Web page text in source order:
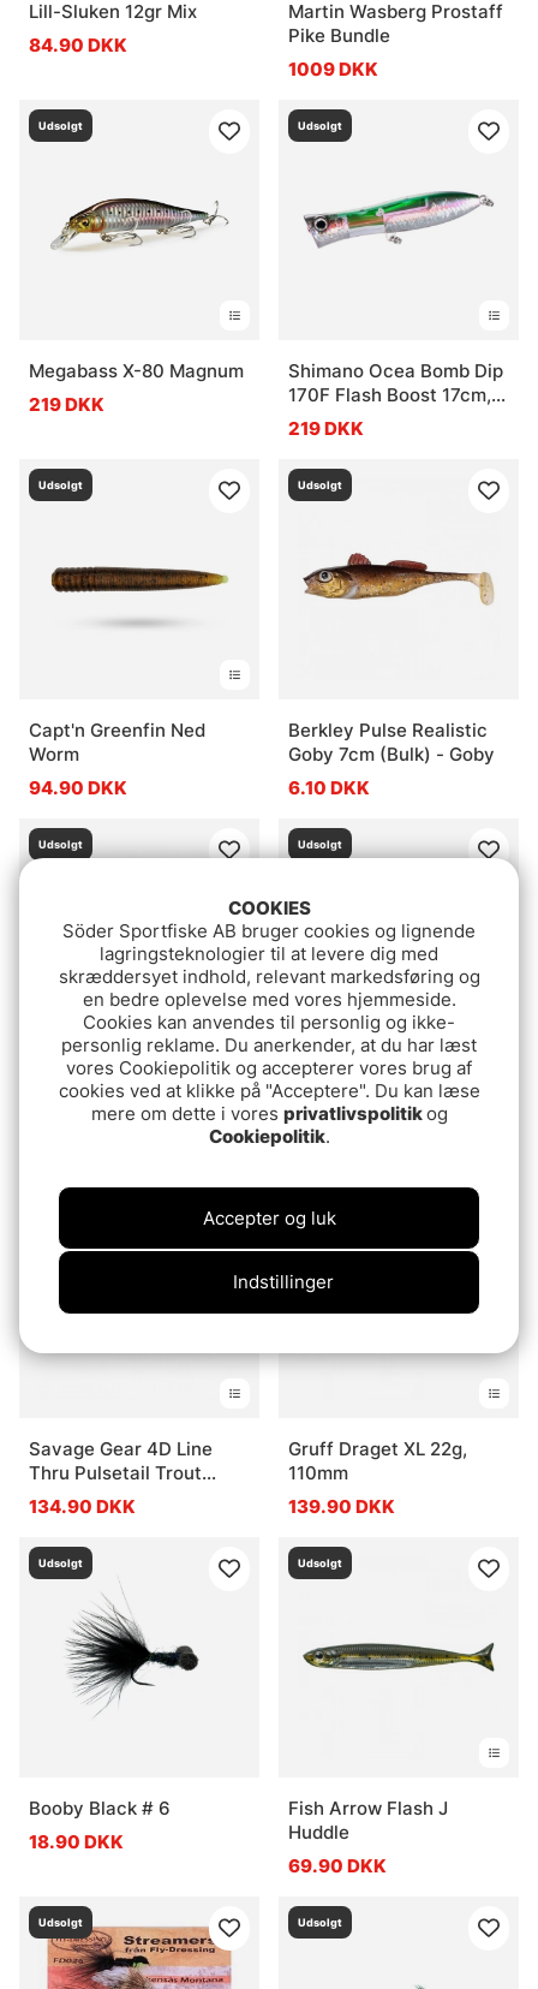
Lill-Sluken 12gr Mix
84.90 DKK
Martin Wasberg Prostaff
Pike Bundle
1009 DKK
Udsolgt
Megabass X-80 Magnum
219 DKK
Udsolgt
Shimano Ocea Bomb Dip
170F Flash Boost 17cm,
72g
219 DKK
Udsolgt
Capt'n Greenfin Ned
Worm
94.90 DKK
Udsolgt
Berkley Pulse Realistic
Goby 7cm (Bulk) - Goby
6.10 DKK
Udsolgt
Berkley Zilla Spinnerbait
84.90 DKK
84.90 DKK
Udsolgt
FKP Gear Jiglure JL4
9cm
54.90 DKK
Savage Gear 4D Line
Thru Pulsetail Trout
16cm 51g
134.90 DKK
Gruff Draget XL 22g,
110mm
139.90 DKK
Udsolgt
Booby Black # 6
18.90 DKK
Udsolgt
Fish Arrow Flash J
Huddle
69.90 DKK
Udsolgt Udsolgt
COOKIES
Söder Sportfiske AB bruger cookies og lignende
lagringsteknologier til at levere dig med
skræddersyet indhold, relevant markedsføring og
en bedre oplevelse med vores hjemmeside.
Cookies kan anvendes til personlig og ikke-
personlig reklame. Du anerkender, at du har læst
vores Cookiepolitik og accepterer vores brug af
cookies ved at klikke på "Acceptere". Du kan læse
mere om dette i vores privatlivspolitikog
Cookiepolitik.
Indstillinger
Accepter og luk